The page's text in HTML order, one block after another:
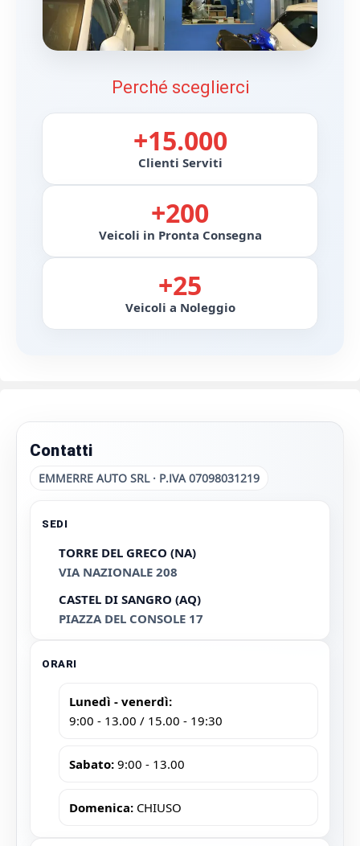
Perché sceglierci
+15.000
Clienti Serviti
+200
Veicoli in Pronta Consegna
+25
Veicoli a Noleggio
Contatti
EMMERRE AUTO SRL · P.IVA 07098031219
SEDI
TORRE DEL GRECO (NA)
VIA NAZIONALE 208
CASTEL DI SANGRO (AQ)
PIAZZA DEL CONSOLE 17
ORARI
Lunedì - venerdì:
9:00 - 13.00 / 15.00 - 19:30
Sabato: 9:00 - 13.00
Domenica: CHIUSO